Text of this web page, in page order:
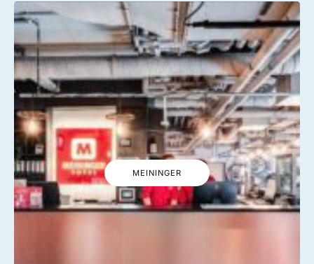
MEININGER